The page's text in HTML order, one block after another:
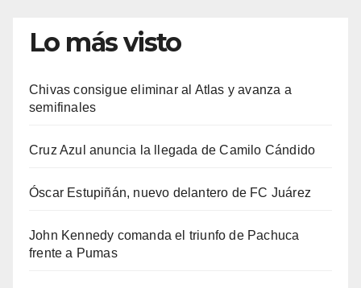
Lo más visto
Chivas consigue eliminar al Atlas y avanza a
semifinales
Cruz Azul anuncia la llegada de Camilo Cándido
Óscar Estupiñán, nuevo delantero de FC Juárez
John Kennedy comanda el triunfo de Pachuca
frente a Pumas